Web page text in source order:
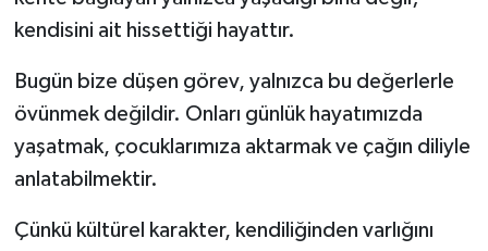
kendisini ait hissettiği hayattır.
Bugün bize düşen görev, yalnızca bu değerlerle
övünmek değildir. Onları günlük hayatımızda
yaşatmak, çocuklarımıza aktarmak ve çağın diliyle
anlatabilmektir.
Çünkü kültürel karakter, kendiliğinden varlığını